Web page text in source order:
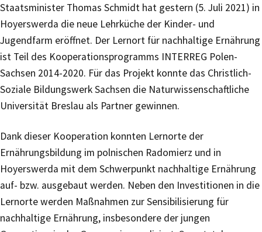
Staatsminister Thomas Schmidt hat gestern (5. Juli 2021) in
Hoyerswerda die neue Lehrküche der Kinder- und
Jugendfarm eröffnet. Der Lernort für nachhaltige Ernährung
ist Teil des Kooperationsprogramms INTERREG Polen-
Sachsen 2014-2020. Für das Projekt konnte das Christlich-
Soziale Bildungswerk Sachsen die Naturwissenschaftliche
Universität Breslau als Partner gewinnen.
Dank dieser Kooperation konnten Lernorte der
Ernährungsbildung im polnischen Radomierz und in
Hoyerswerda mit dem Schwerpunkt nachhaltige Ernährung
auf- bzw. ausgebaut werden. Neben den Investitionen in die
Lernorte werden Maßnahmen zur Sensibilisierung für
nachhaltige Ernährung, insbesondere der jungen